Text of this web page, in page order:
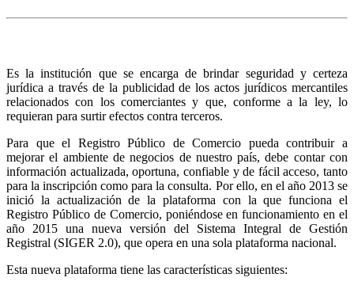
Es la institución que se encarga de brindar seguridad y certeza
jurídica a través de la publicidad de los actos jurídicos mercantiles
relacionados con los comerciantes y que, conforme a la ley, lo
requieran para surtir efectos contra terceros.
Para que el Registro Público de Comercio pueda contribuir a
mejorar el ambiente de negocios de nuestro país, debe contar con
información actualizada, oportuna, confiable y de fácil acceso, tanto
para la inscripción como para la consulta. Por ello, en el año 2013 se
inició la actualización de la plataforma con la que funciona el
Registro Público de Comercio, poniéndose en funcionamiento en el
año 2015 una nueva versión del Sistema Integral de Gestión
Registral (SIGER 2.0), que opera en una sola plataforma nacional.
Esta nueva plataforma tiene las características siguientes: